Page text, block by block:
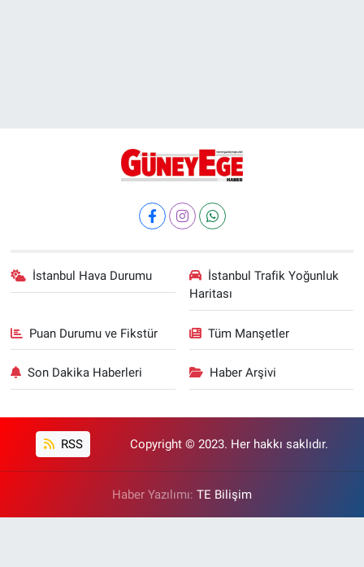
İstanbul Hava Durumu
İstanbul Trafik Yoğunluk
Haritası
Puan Durumu ve Fikstür Tüm Manşetler
Son Dakika Haberleri Haber Arşivi
RSS Copyright © 2023. Her hakkı saklıdır.
Haber Yazılımı: TE Bilişim